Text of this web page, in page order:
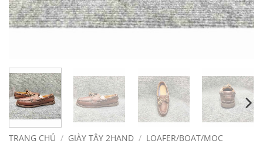
TRANG CHỦ / GIÀY TÂY 2HAND / LOAFER/BOAT/MOC